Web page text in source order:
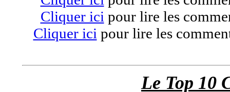
Cliquer ici pour lire les
Cliquer ici pour lire les
Le Top 10